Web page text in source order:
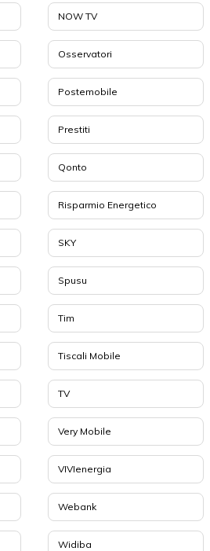
NOW TV
Osservatori
Postemobile
Prestiti
Qonto
Risparmio Energetico
SKY
Spusu
Tim
Tiscali Mobile
TV
Very Mobile
VIVIenergia
Webank
Widiba